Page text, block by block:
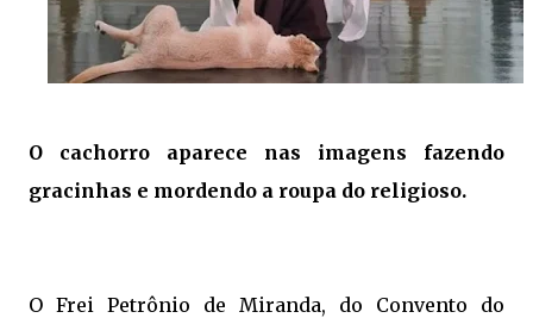
O cachorro aparece nas imagens fazendo
gracinhas e mordendo a roupa do religioso.
O Frei Petrônio de Miranda, do Convento do